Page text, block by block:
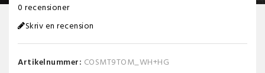
0 recensioner
Skriv en recension
Artikelnummer: COSMT9TOM_WH+HG